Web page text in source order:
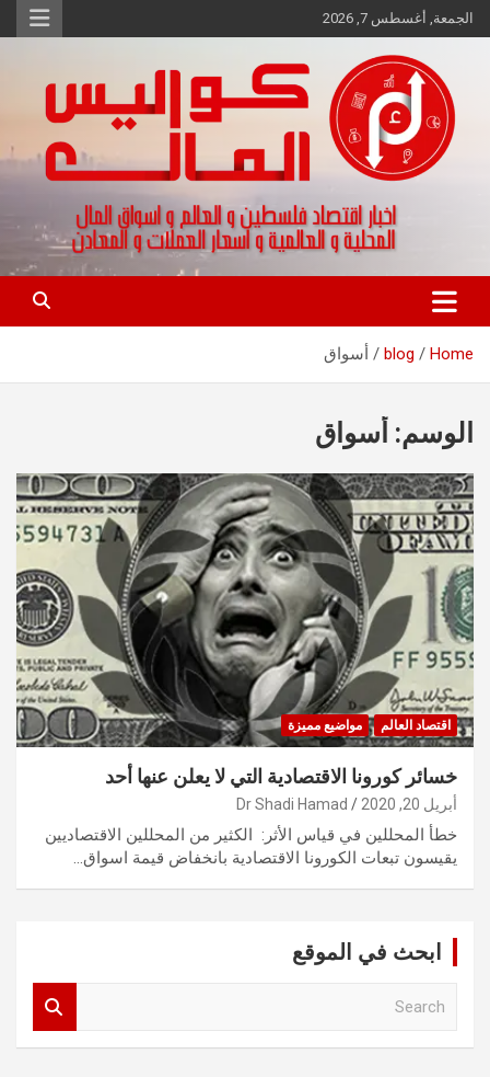
Skip
to
الجمعة, أغسطس 7, 2026
كواليس المال
اخبار اقتصاد فلسطين و العالم و تقارير اسواق المال و العملات
Home
blog أسواق
الوسم: أسواق
اقتصاد العالم مواضيع مميزة
خسائر كورونا الاقتصادية التي لا يعلن عنها أحد
أبريل 20, 2020 Dr Shadi Hamad
خطأ المحللين في قياس الأثر: الكثير من المحللين الاقتصاديين
يقيسون تبعات الكورونا الاقتصادية بانخفاض قيمة اسواق…
ابحث في الموقع